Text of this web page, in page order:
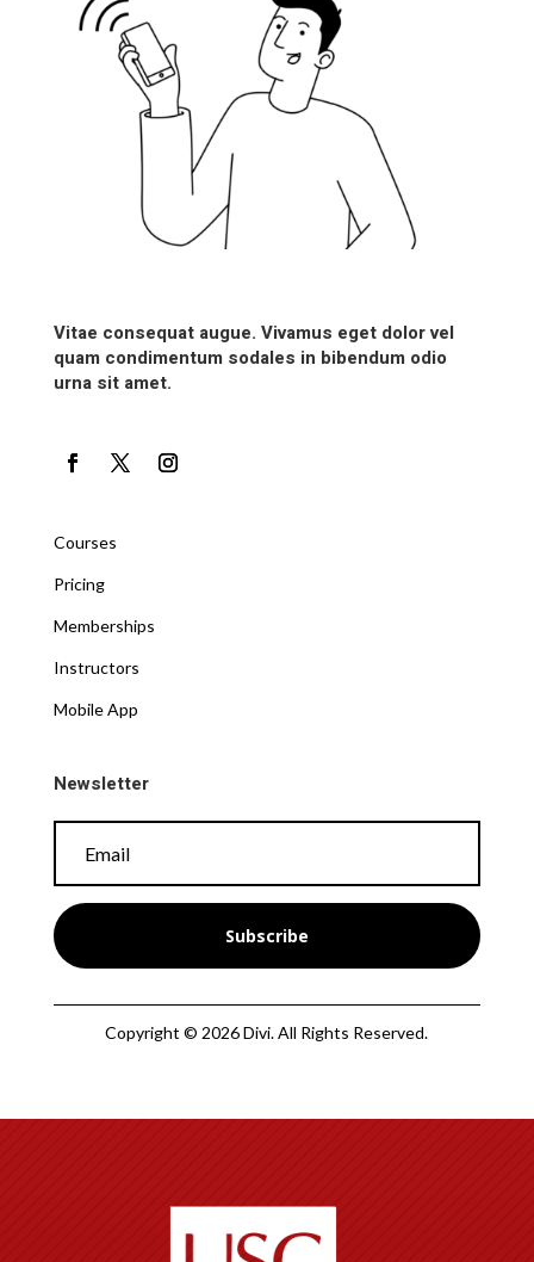
Vitae consequat augue. Vivamus eget dolor vel
quam condimentum sodales in bibendum odio
urna sit amet.
Courses
Pricing
Memberships
Instructors
Mobile App
Newsletter
Subscribe
Copyright © 2026 Divi. All Rights Reserved.